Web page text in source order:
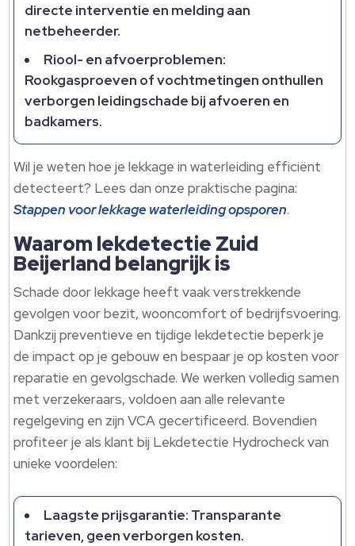
directe interventie en melding aan
netbeheerder.​
Riool- en afvoerproblemen:
Rookgasproeven of vochtmetingen onthullen
verborgen leidingschade bij afvoeren en
badkamers.​
Wil je weten hoe je lekkage in waterleiding efficiënt
detecteert? Lees dan onze praktische pagina:
Stappen voor lekkage waterleiding opsporen.​
Waarom lekdetectie Zuid
Beijerland belangrijk is
Schade door lekkage heeft vaak verstrekkende
gevolgen voor bezit, wooncomfort of bedrijfsvoering.​
Dankzij preventieve en tijdige lekdetectie beperk je
de impact op je gebouw en bespaar je op kosten voor
reparatie en gevolgschade.​ We werken volledig samen
met verzekeraars, voldoen aan alle relevante
regelgeving en zijn VCA gecertificeerd.​ Bovendien
profiteer je als klant bij Lekdetectie Hydrocheck van
unieke voordelen:
Laagste prijsgarantie: Transparante
tarieven, geen verborgen kosten.​